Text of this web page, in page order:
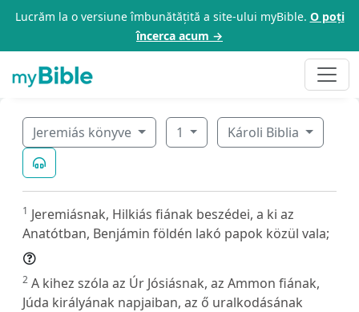
Lucrăm la o versiune îmbunătățită a site-ului myBible. O poți
încerca acum →
Jeremiás könyve 1 Károli Biblia
1 Jeremiásnak, Hilkiás fiának beszédei, a ki az
Anatótban, Benjámin földén lakó papok közül vala;
2 A kihez szóla az Úr Jósiásnak, az Ammon fiának,
Júda királyának napjaiban, az ő uralkodásának